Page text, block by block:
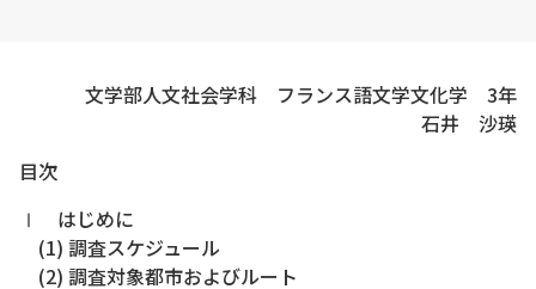
文学部人文社会学科 フランス語文学文化学 3年
石井 沙瑛
目次
Ⅰ はじめに
(1) 調査スケジュール
(2) 調査対象都市およびルート